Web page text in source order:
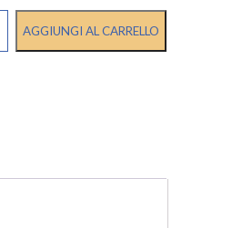
AGGIUNGI AL CARRELLO